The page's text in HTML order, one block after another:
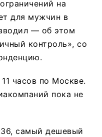
на
для мужчин в
— об этом
контроль», со
часов по Москве.
пока не
самый дешевый